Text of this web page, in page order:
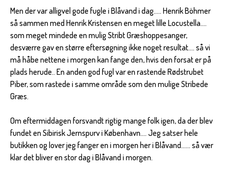
Men der var alligvel gode fugle i Blåvand i dag..... Henrik Böhmer
så sammen med Henrik Kristensen en meget lille Locustella....
som meget mindede en mulig Stribt Græshoppesanger,
desværre gav en større eftersøgning ikke noget resultat.... så vi
må håbe nettene i morgen kan fange den, hvis den forsat er på
plads herude.. En anden god fugl var en rastende Rødstrubet
Piber, som rastede i samme område som den mulige Stribede
Græs.
Om eftermiddagen forsvandt rigtig mange folk igen, da der blev
fundet en Sibirisk Jernspurv i København.... Jeg satser hele
butikken og lover jeg fanger en i morgen her i Blåvand...... så vær
klar det bliver en stor dag i Blåvand i morgen.